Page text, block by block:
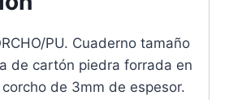
PU. Cuaderno tamaño
de cartón piedra forrada en
de 3mm de espesor.